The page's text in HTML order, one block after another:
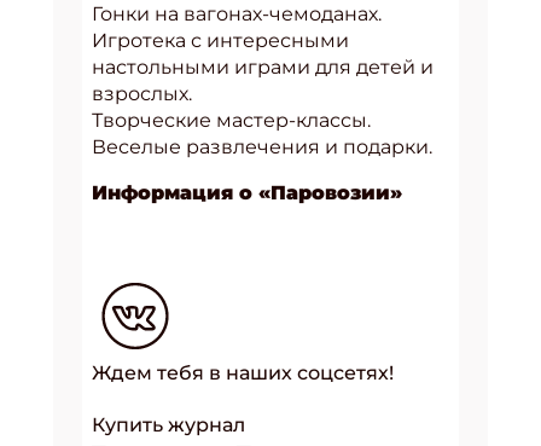
Гонки на вагонах-чемоданах.
Игротека с интересными
настольными играми для детей и
взрослых.
Творческие мастер-классы.
Веселые развлечения и подарки.
Информация о «Паровозии»
Ждем тебя в наших соцсетях!
Купить журнал